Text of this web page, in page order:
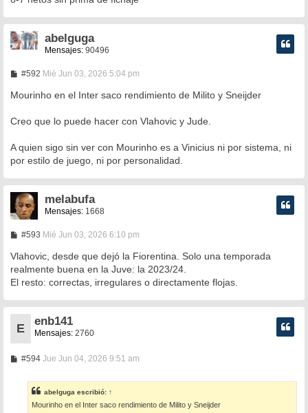
abelguga
Mensajes: 90496
#592M
n
j
Mié Jun 03, 2026 5:04 pm
Mourinho en el Inter saco rendimiento de Milito y Sneijder
Creo que lo puede hacer con Vlahovic y Jude.
A quien sigo sin ver con Mourinho es a Vinicius ni por sistema, ni
por estilo de juego, ni por personalidad.
melabufa
Mensajes: 1668
#593M
n
a
j
Mié Jun 03, 2026 6:10 pm
Vlahovic, desde que dejó la Fiorentina. Solo una temporada
realmente buena en la Juve: la 2023/24.
El resto: correctas, irregulares o directamente flojas.
E
enb141
Mensajes: 2760
#594M
s
a
j
Jue Jun 04, 2026 9:51 am
abelguga escribió: ↑
Mourinho en el Inter saco rendimiento de Milito y Sneijder